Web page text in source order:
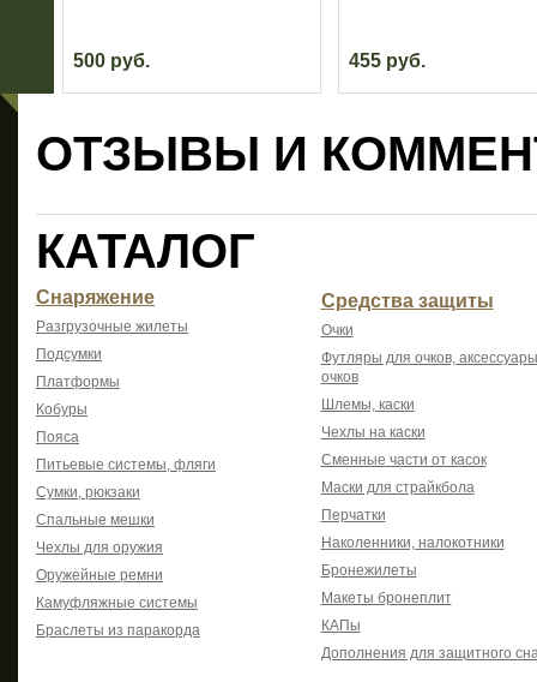
500 руб. 455 руб.
ОТЗЫВЫ И
КАТАЛОГ
Снаряжение
Разгрузочные жилеты
Подсумки
Платформы
Кобуры
Пояса
Питьевые системы, фляги
Сумки, рюкзаки
Спальные мешки
Чехлы для оружия
Оружейные ремни
Камуфляжные системы
Браслеты из паракорда
Средства защиты
Очки
Футляры для очков,
очков
Шлемы, каски
Чехлы на каски
Сменные части от касок
Маски для страйкбола
Перчатки
Наколенники, налокотники
Бронежилеты
Макеты бронеплит
КАПы
Дополнения для защитного